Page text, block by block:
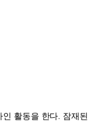
활동을 한다. 잠재된